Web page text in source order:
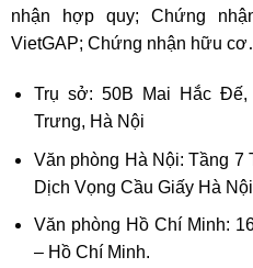
nhận hợp quy; Chứng
VietGAP; Chứng nhận hữu
Trụ sở: 50B Mai Hắc
Trưng, Hà Nội
Văn phòng Hà Nội: Tầng 7
Dịch Vọng Cầu Giấy Hà
Văn phòng Hồ Chí Minh:
– Hồ Chí Minh.